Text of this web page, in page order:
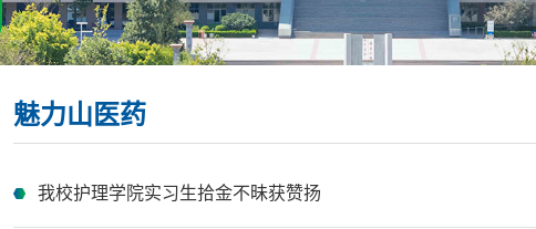
魅力山医药
我校护理学院实习生拾金不昧获赞扬